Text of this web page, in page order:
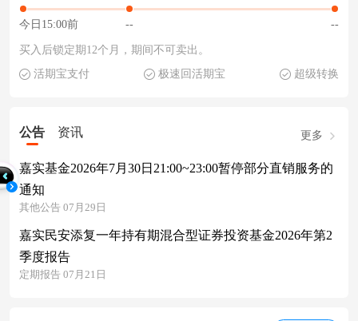
今日15:00前 -- --
买入后锁定期12个月，期间不可卖出。
活期宝支付
极速回活期宝 超级转换
公告 资讯 更多
嘉实基金2026年7月30日21:00~23:00暂停部分直销服务的
通知
其他公告 07月29日
嘉实民安添复一年持有期混合型证券投资基金2026年第2
季度报告
定期报告 07月21日